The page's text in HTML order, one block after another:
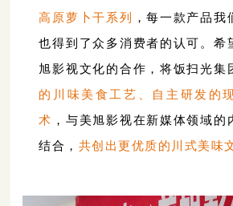
高原萝卜干系列
，每一款产品我
也得到了众多消费者的认可。希
旭影视文化的合作，将饭扫光集
的川味美食工艺、自主研发的
术 ，与美旭影视在新媒体领域的
结合， 共创出更优质的川式美味